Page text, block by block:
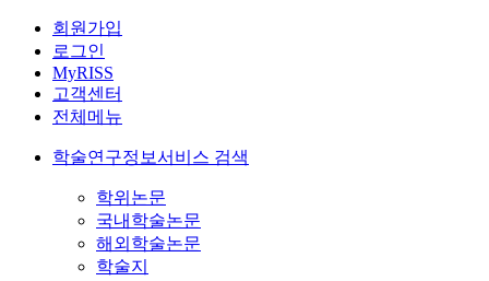
회원가입
로그인
MyRISS
고객센터
전체메뉴
학술연구정보서비스 검색
학위논문
국내학술논문
해외학술논문
학술지